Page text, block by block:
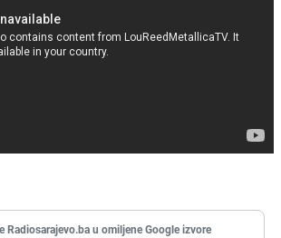
Radiosarajevo.ba u omiljene Google izvore